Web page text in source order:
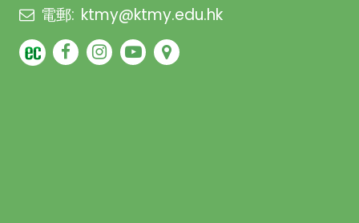
電郵: ktmy@ktmy.edu.hk